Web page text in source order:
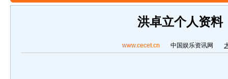
洪卓立个人资料
www.cecet.cn 中国娱乐资讯网